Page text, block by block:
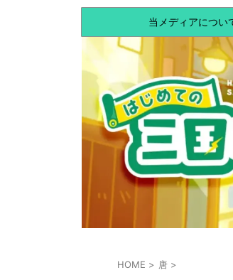
当メディアについ
HOME > 唐 >